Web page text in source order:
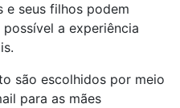
e seus filhos podem
a experiência
são escolhidos por meio
para as mães